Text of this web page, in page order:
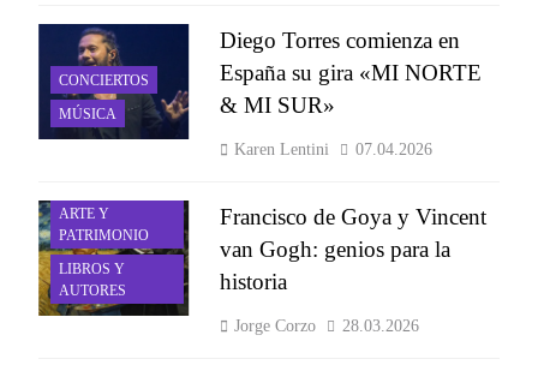
CONCIERTOS
MÚSICA
Diego Torres comienza en
España su gira «MI NORTE
& MI SUR»
Karen Lentini 07.04.2026
ARTE Y
PATRIMONIO
LIBROS Y
AUTORES
Francisco de Goya y Vincent
van Gogh: genios para la
historia
Jorge Corzo 28.03.2026